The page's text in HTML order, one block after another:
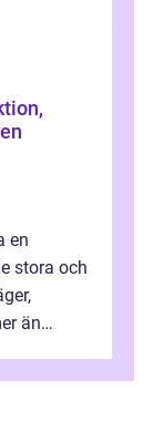
en
stora och
än